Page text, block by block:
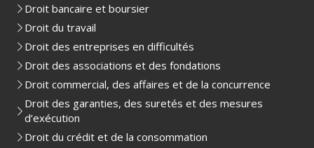
Droit bancaire et boursier
Droit du travail
Droit des entreprises en difficultés
Droit des associations et des fondations
Droit commercial, des affaires et de la concurrence
Droit des garanties, des suretés et des mesures
d’exécution
Droit du crédit et de la consommation